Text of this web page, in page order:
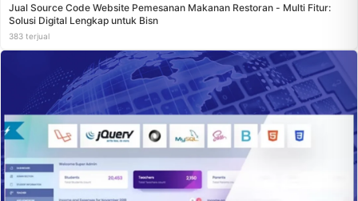
Jual Source Code Website Pemesanan Makanan Restoran - Multi Fitur:
Solusi Digital Lengkap untuk Bisn
383 terjual